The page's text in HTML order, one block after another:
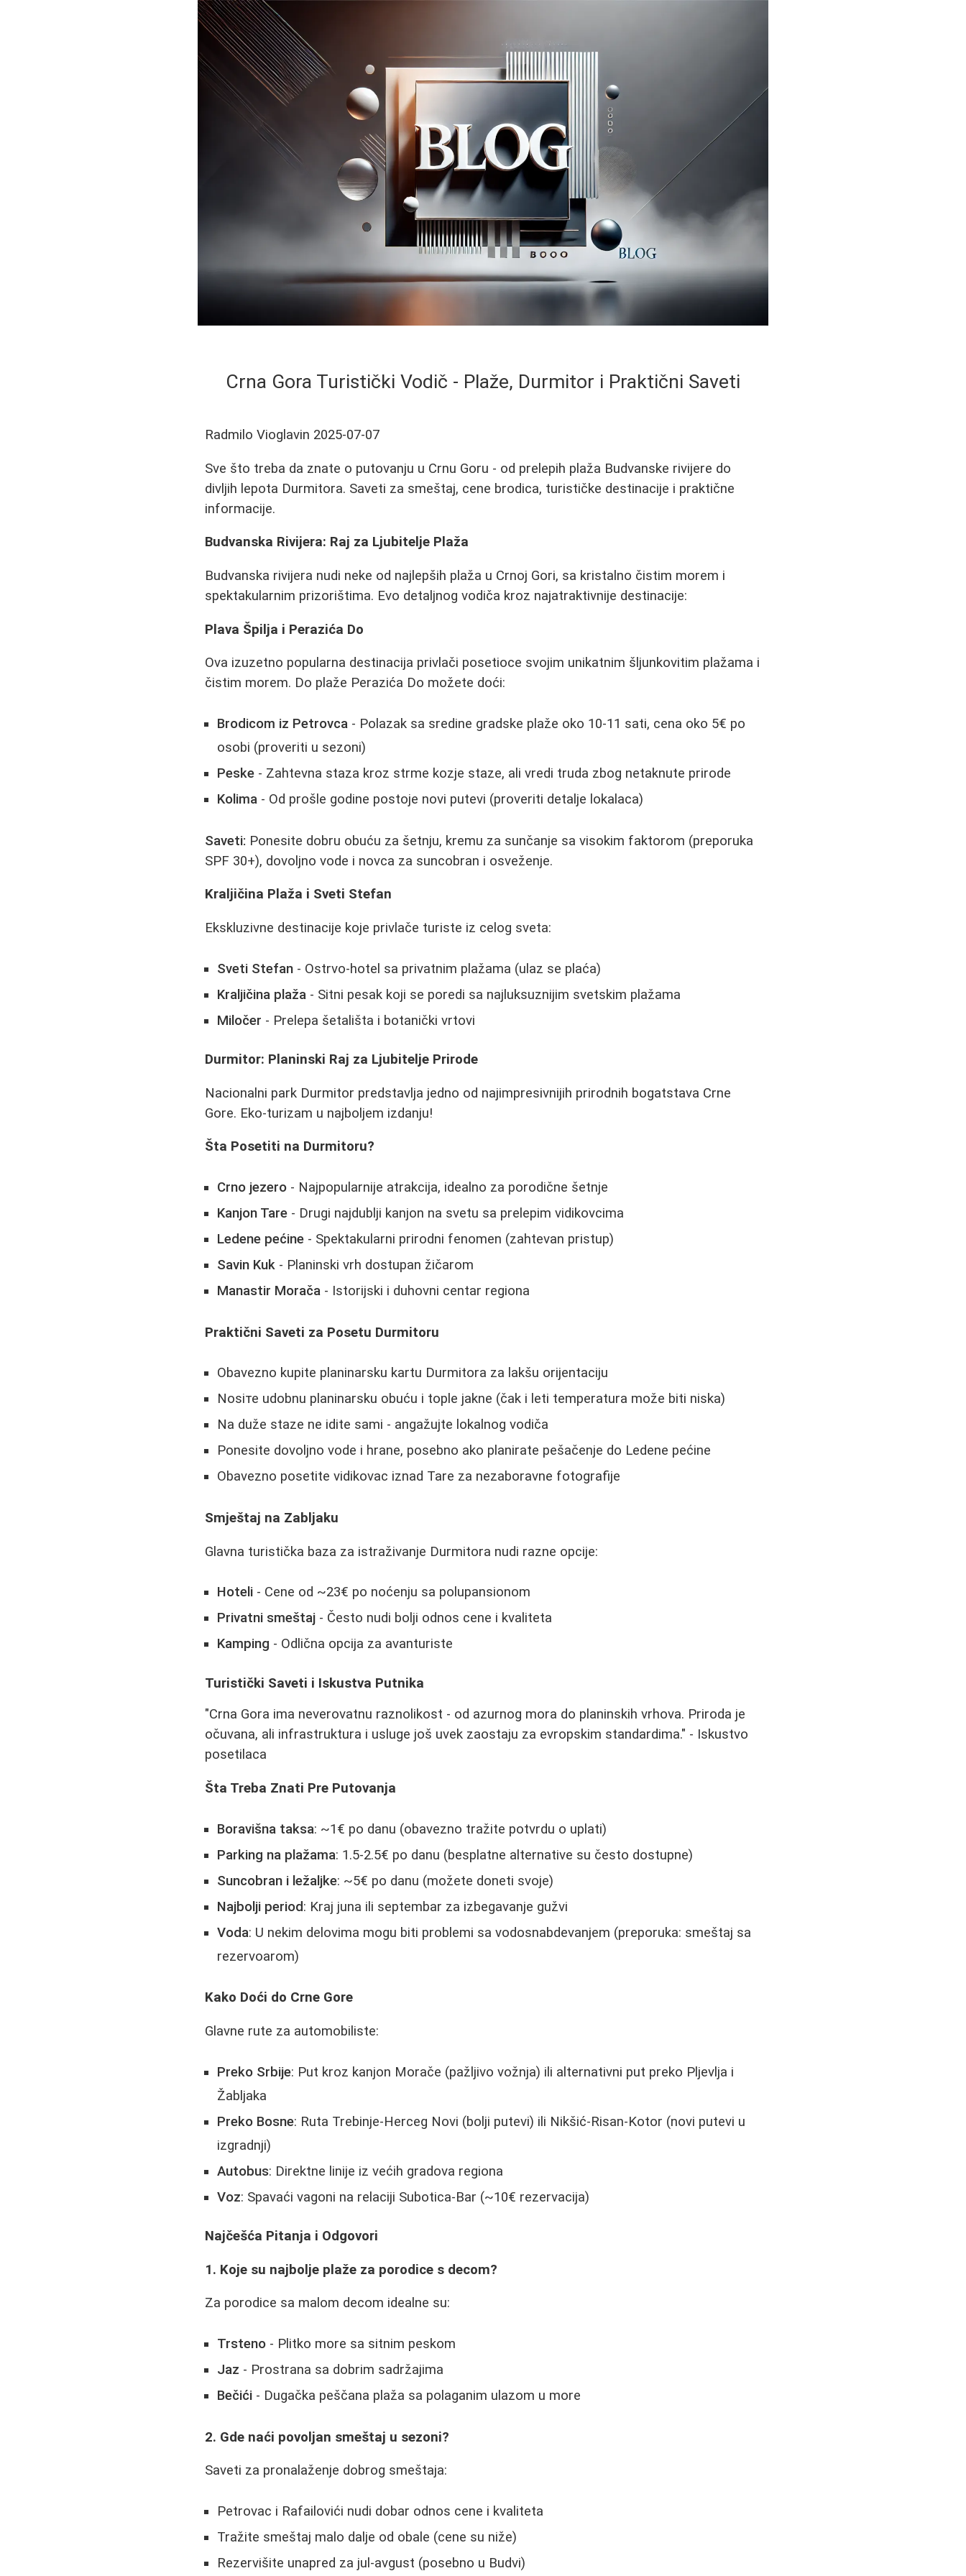
Crna Gora Turistički Vodič - Plaže, Durmitor i Praktični Saveti
Radmilo Vioglavin 2025-07-07
Sve što treba da znate o putovanju u Crnu Goru - od prelepih plaža Budvanske rivijere do
divljih lepota Durmitora. Saveti za smeštaj, cene brodica, turističke destinacije i praktične
informacije.
Budvanska Rivijera: Raj za Ljubitelje Plaža
Budvanska rivijera nudi neke od najlepših plaža u Crnoj Gori, sa kristalno čistim morem i
spektakularnim prizorištima. Evo detaljnog vodiča kroz najatraktivnije destinacije:
Plava Špilja i Perazića Do
Ova izuzetno popularna destinacija privlači posetioce svojim unikatnim šljunkovitim plažama i
čistim morem. Do plaže Perazića Do možete doći:
Brodicom iz Petrovca - Polazak sa sredine gradske plaže oko 10-11 sati, cena oko 5€ po
osobi (proveriti u sezoni)
Peske - Zahtevna staza kroz strme kozje staze, ali vredi truda zbog netaknute prirode
Kolima - Od prošle godine postoje novi putevi (proveriti detalje lokalaca)
Saveti: Ponesite dobru obuću za šetnju, kremu za sunčanje sa visokim faktorom (preporuka
SPF 30+), dovoljno vode i novca za suncobran i osveženje.
Kraljičina Plaža i Sveti Stefan
Ekskluzivne destinacije koje privlače turiste iz celog sveta:
Sveti Stefan - Ostrvo-hotel sa privatnim plažama (ulaz se plaća)
Kraljičina plaža - Sitni pesak koji se poredi sa najluksuznijim svetskim plažama
Miločer - Prelepa šetališta i botanički vrtovi
Durmitor: Planinski Raj za Ljubitelje Prirode
Nacionalni park Durmitor predstavlja jedno od najimpresivnijih prirodnih bogatstava Crne
Gore. Eko-turizam u najboljem izdanju!
Šta Posetiti na Durmitoru?
Crno jezero - Najpopularnije atrakcija, idealno za porodične šetnje
Kanjon Tare - Drugi najdublji kanjon na svetu sa prelepim vidikovcima
Ledene pećine - Spektakularni prirodni fenomen (zahtevan pristup)
Savin Kuk - Planinski vrh dostupan žičarom
Manastir Morača - Istorijski i duhovni centar regiona
Praktični Saveti za Posetu Durmitoru
Obavezno kupite planinarsku kartu Durmitora za lakšu orijentaciju
Nosiте udobnu planinarsku obuću i tople jakne (čak i leti temperatura može biti niska)
Na duže staze ne idite sami - angažujte lokalnog vodiča
Ponesite dovoljno vode i hrane, posebno ako planirate pešačenje do Ledene pećine
Obavezno posetite vidikovac iznad Tare za nezaboravne fotografije
Smještaj na Zabljaku
Glavna turistička baza za istraživanje Durmitora nudi razne opcije:
Hoteli - Cene od ~23€ po noćenju sa polupansionom
Privatni smeštaj - Često nudi bolji odnos cene i kvaliteta
Kamping - Odlična opcija za avanturiste
Turistički Saveti i Iskustva Putnika
"Crna Gora ima neverovatnu raznolikost - od azurnog mora do planinskih vrhova. Priroda je
očuvana, ali infrastruktura i usluge još uvek zaostaju za evropskim standardima." - Iskustvo
posetilaca
Šta Treba Znati Pre Putovanja
Boravišna taksa: ~1€ po danu (obavezno tražite potvrdu o uplati)
Parking na plažama: 1.5-2.5€ po danu (besplatne alternative su često dostupne)
Suncobran i ležaljke: ~5€ po danu (možete doneti svoje)
Najbolji period: Kraj juna ili septembar za izbegavanje gužvi
Voda: U nekim delovima mogu biti problemi sa vodosnabdevanjem (preporuka: smeštaj sa
rezervoarom)
Kako Doći do Crne Gore
Glavne rute za automobiliste:
Preko Srbije: Put kroz kanjon Morače (pažljivo vožnja) ili alternativni put preko Pljevlja i
Žabljaka
Preko Bosne: Ruta Trebinje-Herceg Novi (bolji putevi) ili Nikšić-Risan-Kotor (novi putevi u
izgradnji)
Autobus: Direktne linije iz većih gradova regiona
Voz: Spavaći vagoni na relaciji Subotica-Bar (~10€ rezervacija)
Najčešća Pitanja i Odgovori
1. Koje su najbolje plaže za porodice s decom?
Za porodice sa malom decom idealne su:
Trsteno - Plitko more sa sitnim peskom
Jaz - Prostrana sa dobrim sadržajima
Bečići - Dugačka peščana plaža sa polaganim ulazom u more
2. Gde naći povoljan smeštaj u sezoni?
Saveti za pronalaženje dobrog smeštaja:
Petrovac i Rafailovići nudi dobar odnos cene i kvaliteta
Tražite smeštaj malo dalje od obale (cene su niže)
Rezervišite unapred za jul-avgust (posebno u Budvi)